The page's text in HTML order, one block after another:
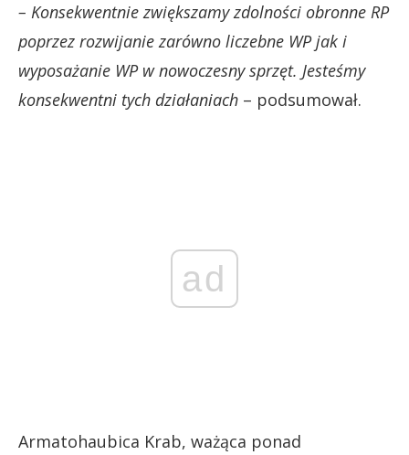
– Konsekwentnie zwiększamy zdolności obronne RP
poprzez rozwijanie zarówno liczebne WP jak i
wyposażanie WP w nowoczesny sprzęt. Jesteśmy
konsekwentni tych działaniach – podsumował.
ad
Armatohaubica Krab, ważąca ponad